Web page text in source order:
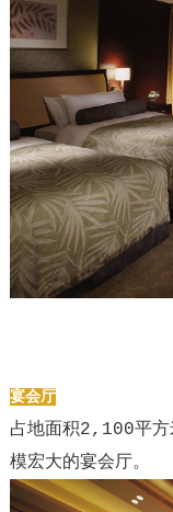
宴会厅
占地面积2,100平方
模宏大的宴会厅。